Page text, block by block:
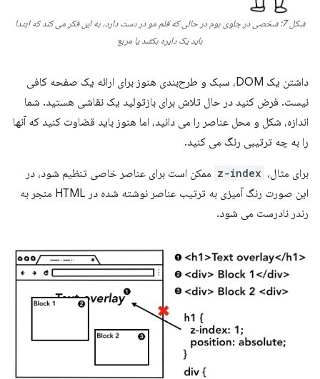
شکل 7: شخصی در جلوی بوم در حالی که قلم مو در دست دارد، به این فکر می کند که ابتدا
باید یک دایره بکشد یا مربع
داشتن یک DOM، سبک و طرح‌بندی هنوز برای ارائه یک صفحه کافی
نیست. فرض کنید در حال تلاش برای بازتولید یک نقاشی هستید. شما
اندازه، شکل و محل عناصر را می دانید، اما هنوز باید قضاوت کنید که آنها
را به چه ترتیبی رنگ می کنید.
برای مثال، z-index ممکن است برای عناصر خاصی تنظیم شود، در
این صورت رنگ آمیزی به ترتیب عناصر نوشته شده در HTML منجر به
رندر نادرست می شود.